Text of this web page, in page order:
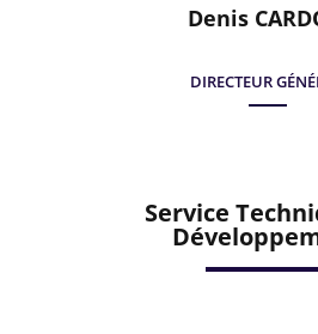
Denis
DIRECTEUR
Service